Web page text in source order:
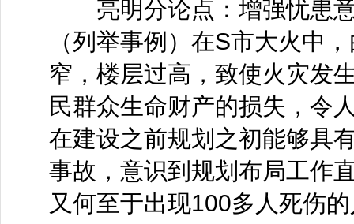
亮明分论点：增强忧患意
（列举事例）在S市大火中
窄，楼层过高，致使火灾发
民群众生命财产的损失，令
在建设之前规划之初能够具
事故，意识到规划布局工作
又何至于出现100多人死伤